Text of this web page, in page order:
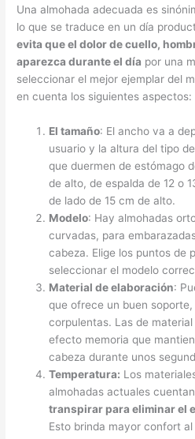
Una almohada adecuada es
lo que se traduce en un día
evita que el dolor de cuello,
aparezca durante el día por una
seleccionar el mejor ejemplar del
en cuenta los siguientes aspectos:
El tamaño: El ancho va a
usuario y la altura del tipo
que duermen de estómago
de alto, de espalda de 12 o
de lado de 15 cm de alto.
Modelo: Hay almohadas
curvadas, para
cabeza. Elige los puntos de
seleccionar el modelo
Material de elaboración:
que ofrece un buen
corpulentas. Las de
efecto memoria que
cabeza durante unos
Temperatura: Los
almohadas actuales
transpirar para eliminar el
Esto brinda mayor confort